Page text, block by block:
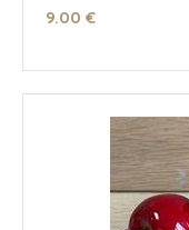
9.00 €